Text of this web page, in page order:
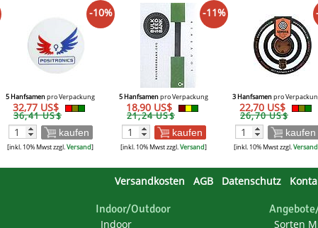
-10%
5 Hanfsamenpro Verpackung
32,77 US$
36,41 US$
kaufen
[inkl. 10% Mwst zzgl.Versand]
-11%
5 Hanfsamenpro Verpackung
18,90 US$
21,24 US$
kaufen
[inkl. 10% Mwst zzgl.Versand]
3 Hanfsamenpro
22,70 US$
26,70 US$
kaufen
[inkl. 10% Mwst zzgl.Versand
Versandkosten AGB Datenschutz
Indoor/Outdoor
Indoor Sorten